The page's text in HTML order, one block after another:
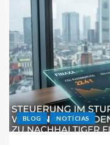
BLOG NOTÍCIAS